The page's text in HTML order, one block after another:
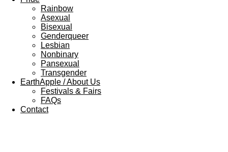
Rainbow
Asexual
Bisexual
Genderqueer
Lesbian
Nonbinary
Pansexual
Transgender
EarthApple / About Us
Festivals & Fairs
FAQs
Contact